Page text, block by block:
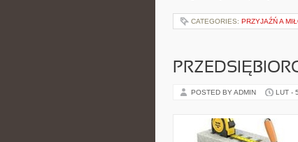
CATEGORIES: PRZYJAŹŃ A
POSTED BY ADMIN LUT -